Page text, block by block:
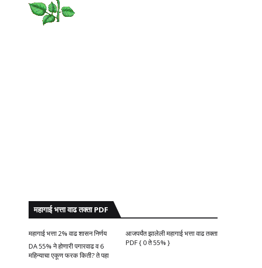
महागाई भत्ता वाढ तक्ता PDF
महागाई भत्ता 2% वाढ शासन निर्णय
आजपर्यंत झालेली महागाई भत्ता वाढ तक्ता
PDF { 0 ते 55% }
DA 55% ने होणारी पगारवाढ व 6
महिन्याचा एकूण फरक किती? ते पहा